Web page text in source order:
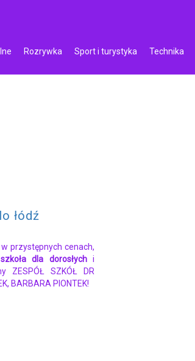
Rozrywka Sport i turystyka
Technika
łódź
w przystępnych cenach,
szkoła dla dorosłychi
ZESPÓŁ SZKÓŁ DR
BARBARA PIONTEK!